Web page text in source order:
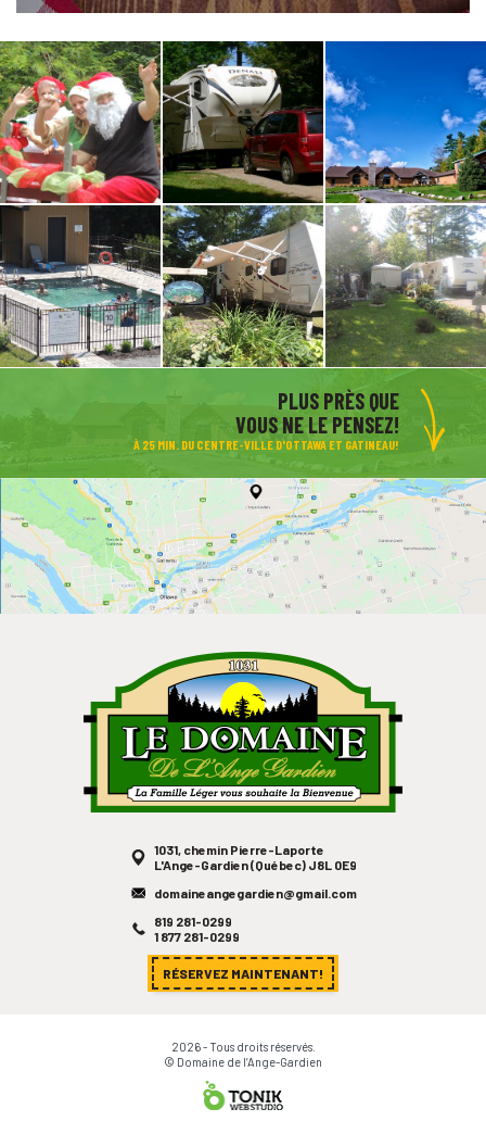
PLUS PRÈS QUE
VOUS NE LE PENSEZ!
À 25 MIN. DU CENTRE-VILLE D'OTTAWA ET GATINEAU!
1031, chemin Pierre-Laporte
L'Ange-Gardien (Québec) J8L 0E9
domaineangegardien@gmail.com
819 281-0299
1 877 281-0299
RÉSERVEZ MAINTENANT!
2026 - Tous droits réservés.
© Domaine de l’Ange-Gardien